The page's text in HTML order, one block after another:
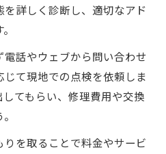
詳しく診断し、適切なアド
話やウェブから問い合わせ
て現地での点検を依頼しま
てもらい、修理費用や交換
を取ることで料金やサービ